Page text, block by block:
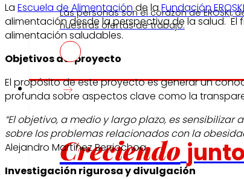
Las personas son el corazón de EROSKI,
nuestras ofertas de trabajo.
Inversores
Creciendo
La Escuela de Alimentaciónde laFundación EROSKI
alimentación desde la perspectiva de la salud.
alimentación saludables.
Objetivos del proyecto
El propósito de este proyecto es generar un
profunda sobre aspectos clave como la
“El objetivo, a medio y largo plazo, es
sobre los problemas relacionados con la
Alejandro Martínez Berriochoa.
Investigación rigurosa y divulgación